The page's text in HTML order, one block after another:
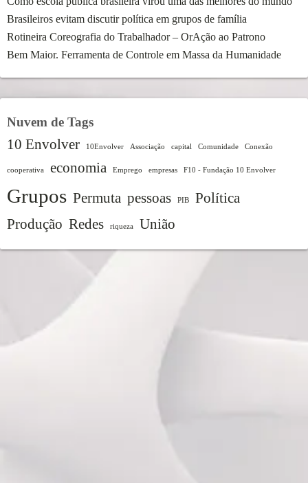
Brasileiros evitam discutir política em grupos de família
Rotineira Coreografia do Trabalhador – OrAção ao Patrono
Bem Maior. Ferramenta de Controle em Massa da Humanidade
Nuvem de Tags
10 Envolver 10Envolver Associação capital Comunidade Conexão
cooperativa economia Emprego empresas F10 - Fundação 10 Envolver
Grupos Permuta pessoas PIB
Política
Produção Redes riqueza União